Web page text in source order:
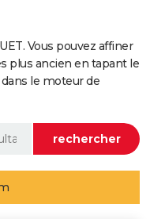
Vous pouvez affiner
plus ancien en tapant le
le moteur de